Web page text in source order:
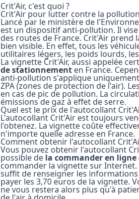
Crit'Air, c'est quoi ?
Crit'Air pour lutter contre la
Lancé par le ministère de
est un dispositif anti-pollution. Il
des routes de France. Crit'Air
bien visible. En effet, tous les
utilitaires légers, les poids lourds,
La vignette Crit'Air, aussi appelée
de stationnementen France.
anti-pollution s'applique
ZPA (zones de protection de l'air).
en cas de pic de pollution. La
émissions de gaz à effet de serre.
Quel est le prix de l'autocollant
L'autocollant Crit'Air est toujours
l'obtenez. La vignette coûte
n'importe quelle adresse en France.
Comment obtenir l'autocollant
Vous pouvez obtenir l'autocollant
possible de la commander en
commander la vignette sur Internet.
suffit de renseigner les
payer les 3,70 euros de la vignette.
ne vous restera alors plus qu'à